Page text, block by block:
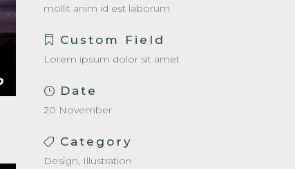
mollit anim id est laborum
Custom Field
Lorem ipsum dolor sit amet
Date
20 November
Category
Design, Illustration